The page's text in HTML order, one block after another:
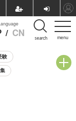
menu
/ CN search
験